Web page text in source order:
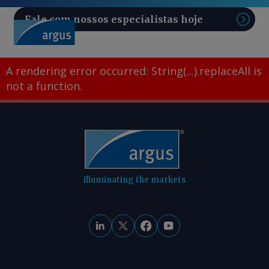
Fale com nossos especialistas hoje
A rendering error occurred: String(...).replaceAll is
not a function.
illuminating the markets